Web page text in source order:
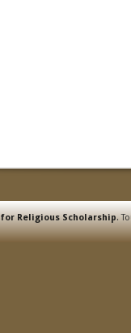
Religious Scholarship.